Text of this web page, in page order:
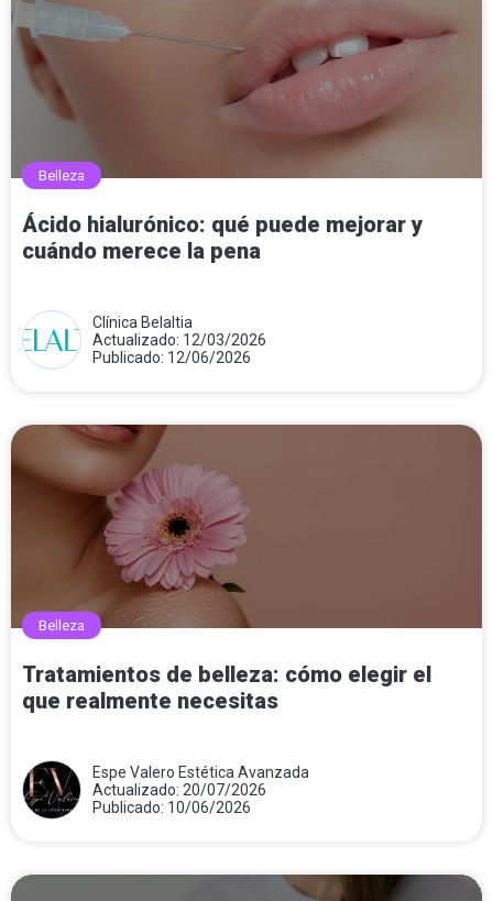
Belleza
Ácido hialurónico: qué puede mejorar y
cuándo merece la pena
Clínica Belaltia
Actualizado: 12/03/2026
Publicado: 12/06/2026
Belleza
Tratamientos de belleza: cómo elegir el
que realmente necesitas
Espe Valero Estética Avanzada
Actualizado: 20/07/2026
Publicado: 10/06/2026